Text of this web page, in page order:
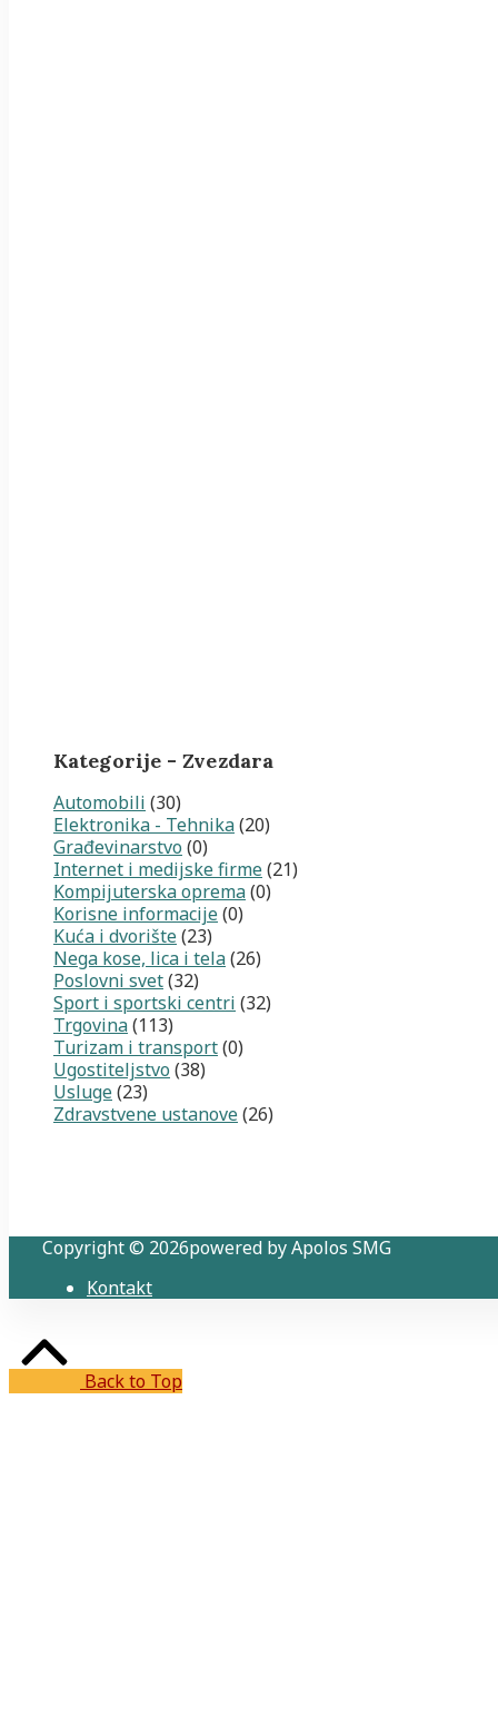
Kategorije - Zvezdara
Automobili (30)
Elektronika - Tehnika(20)
Građevinarstvo (0)
Internet i medijske firme(21)
Kompijuterska oprema(0)
Korisne informacije(0)
Kuća i dvorište(23)
Nega kose, lica i tela(26)
Poslovni svet(32)
Sport i sportski centri (32)
Trgovina(113)
Turizam i transport(0)
Ugostiteljstvo (38)
Usluge(23)
Zdravstvene ustanove(26)
Copyright © 2026powered by Apolos SMG
Kontakt
Back to Top